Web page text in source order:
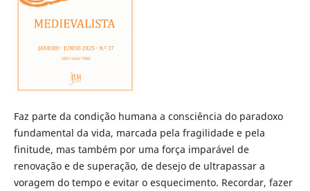
Faz parte da condição humana a consciência do paradoxo
fundamental da vida, marcada pela fragilidade e pela
finitude, mas também por uma força imparável de
renovação e de superação, de desejo de ultrapassar a
voragem do tempo e evitar o esquecimento. Recordar, fazer